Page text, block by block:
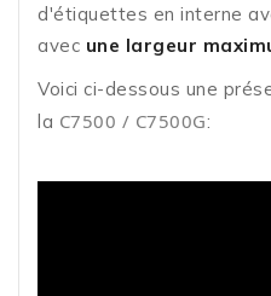
d'étiquettes en interne
avec une largeur
Voici ci-dessous une
la C7500 / C7500G: